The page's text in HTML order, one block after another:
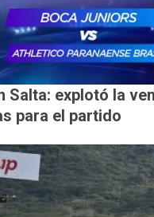
Salta: explotó la
para el partido